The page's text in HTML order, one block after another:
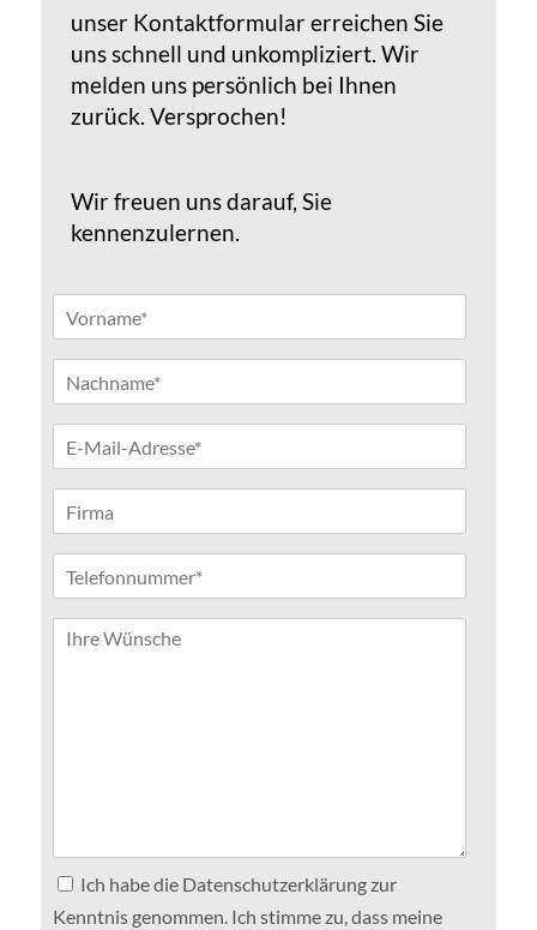
unser Kontaktformular erreichen Sie
uns schnell und unkompliziert. Wir
melden uns persönlich bei Ihnen
zurück. Versprochen!
Wir freuen uns darauf, Sie
kennenzulernen.
Ich habe die Datenschutzerklärung zur
Kenntnis genommen. Ich stimme zu, dass meine